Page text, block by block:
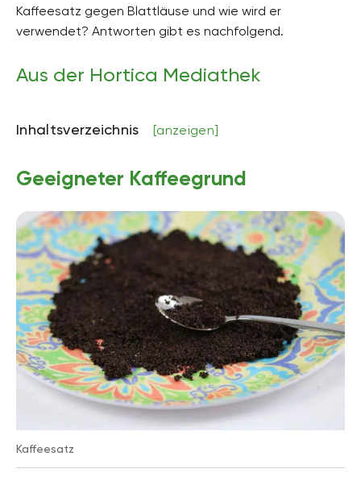
Kaffeesatz gegen Blattläuse und wie wird er
verwendet? Antworten gibt es nachfolgend.
Aus der Hortica Mediathek
Inhaltsverzeichnis [anzeigen]
Geeigneter Kaffeegrund
Kaffeesatz